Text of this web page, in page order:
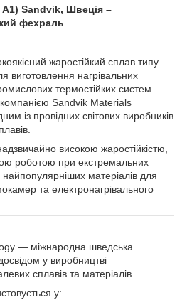
A1) Sandvik, Швеція –
фехраль
жаростійкий сплав типу
виготовлення нагрівальних
термостійких систем.
Sandvik Materials
із провідних світових виробників
високою жаростійкістю,
роботою при екстремальних
матеріалів для
та електронагрівального
— міжнародна шведська
у виробництві
сплавів та матеріалів.
у: